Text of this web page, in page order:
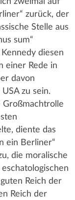
zurück, der
Stelle aus
sum“
diesen
einer Rede in
davon
zu sein.
diente das
ein Berliner“
die moralische
Reich der
Reich der